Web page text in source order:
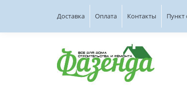
Доставка Оплата Контакты Пункт